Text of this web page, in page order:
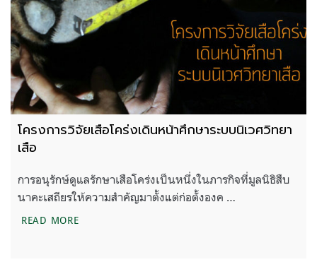
โครงการวิจัยเสือโคร่งเดินหน้าศึกษาระบบนิเวศวิทยา
เสือ
การอนุรักษ์ดูแลรักษาเสือโคร่งเป็นหนึ่งในภารกิจที่มูลนิธิสืบ
นาคะเสถียรให้ความสำคัญมาตั้งแต่ก่อตั้งองค …
READ MOREโครงการวิจัยเสือโคร่งเดินหน้าศึกษาระบบนิเวศวิทยาเ